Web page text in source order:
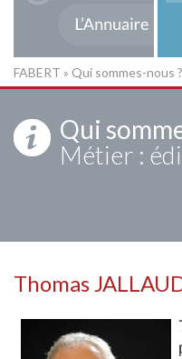
FABERT » Qui sommes-nous ?
Qui
Métier :
Thomas